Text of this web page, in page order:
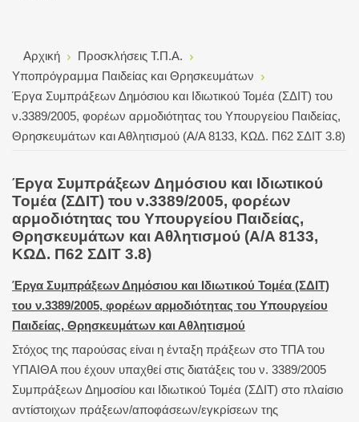
Αρχική
Προσκλήσεις Τ.Π.Α.
Υποπρόγραμμα Παιδείας και Θρησκευμάτων
Έργα Συμπράξεων Δημόσιου και Ιδιωτικού Τομέα (ΣΔΙΤ) του
ν.3389/2005, φορέων αρμοδιότητας του Υπουργείου Παιδείας,
Θρησκευμάτων και Αθλητισμού (A/A 8133, ΚΩΔ. Π62 ΣΔΙΤ 3.8)
Έργα Συμπράξεων Δημόσιου και Ιδιωτικού
Τομέα (ΣΔΙΤ) του ν.3389/2005, φορέων
αρμοδιότητας του Υπουργείου Παιδείας,
Θρησκευμάτων και Αθλητισμού (A/A 8133,
ΚΩΔ. Π62 ΣΔΙΤ 3.8)
Έργα Συμπράξεων Δημόσιου και Ιδιωτικού Τομέα (ΣΔΙΤ)
του ν.3389/2005, φορέων αρμοδιότητας του Υπουργείου
Παιδείας, Θρησκευμάτων και Αθλητισμού
Στόχος της παρούσας είναι η ένταξη πράξεων στο ΤΠΑ του
ΥΠΑΙΘΑ που έχουν υπαχθεί στις διατάξεις του ν. 3389/2005
Συμπράξεων Δημοσίου και Ιδιωτικού Τομέα (ΣΔΙΤ) στο πλαίσιο
αντίστοιχων πράξεων/αποφάσεων/εγκρίσεων της